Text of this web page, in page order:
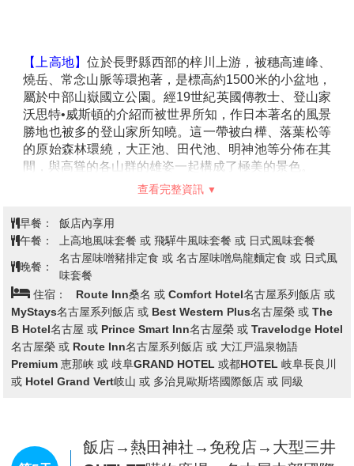
●室堂－立山主峰－大觀峰【立山隧道電氣巴士3.7km
10分鐘】海拔2316m
●大觀峰－黑部平【立山空中纜車1.7km 7分鐘】海拔
1828m
●黑部平－黑部湖【黑部地下電纜車0.8km 5分鐘】海拔
1455m
●黒部水庫- 扇澤【關電隧道電氣巴士6.1km 16分鐘】海
地送至立山，若菜色單薄之處敬請原諒！
【上高地】位於長野縣西部的梓川上游，被穗高連峰、
燒岳、常念山脈等環抱著，是標高約1500米的小盆地，
屬於中部山嶽國立公園。經19世紀英國傳教士、登山家
沃思特•威斯頓的介紹而被世界所知，作日本著名的風景
勝地也被多的登山家所知曉。這一帶被白樺、落葉松等
的原始森林環繞，大正池、田代池、明神池等分佈在其
間，與高聳的各山群的雄姿一起構成了極美的景色。
是20世紀初由於燒嶽的噴火、梓川受堵所形
特的風景。被稱“薄綠的霧”的白樺樹嫩芽初萌的6月和紅
葉最旺的10月來訪的遊客特別多。梓川上長36.6米、寬
3.1米的木製吊橋【河童橋】成上高地的標誌。河童橋的
眼前聳立著穗高連峰，遠處可以眺望南面燒嶽嫋嫋上升
的白煙，被稱感受上高地最好的照相地點。
※備註1：上高地預計開放期間：4月17日～11月15
日，若遇上高地尚未開放或者因氣候及路況等因素而無
法進入時，行程將改往平湯瀑布及大王山葵農場，並贈
送日幣300元的哇沙米冰淇淋，敬請了解。
※備註2：因上高地為了環境保護的關係，在人多的假
地旅客併同一輛巴士的可能，敬請了解！
【高山古街】 昔時商家聚集的城下町中心之三町，均保
查看完整資訊
早餐：
飯店內享用
午餐：
上高地風味套餐 或 飛驒牛風味套餐 或 日式風味套餐
晚餐：
名古屋味噌豬排定食 或 名古屋味噌烏龍麵定食 或 日式風
味套餐
住宿：
Route Inn桑名 或 Comfort Hotel名古屋系列飯店 或
MyStays名古屋系列飯店 或 Best Western Plus名古屋榮 或 The
B Hotel名古屋 或 Prince Smart Inn名古屋榮 或 Travelodge Hotel
名古屋榮 或 Route Inn名古屋系列飯店 或 大江戸温泉物語
Premium 恵那峡 或 歧阜GRAND HOTEL 或都HOTEL 岐阜長良川
或 Hotel Grand Vert岐山 或 多治見歐斯塔國際飯店 或 同級
飯店→熱田神社→免稅店→大型三井